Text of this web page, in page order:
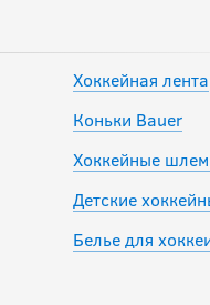
Хоккейная лента
Коньки Bauer
Хоккейные
Детские
Белье для